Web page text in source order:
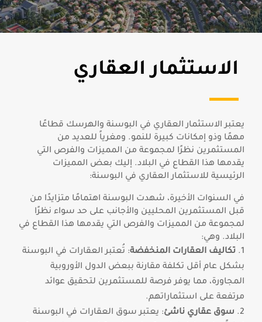
الاستثمار العقاري
يعتبر الاستثمار العقاري في البوسنة والهرسك قطاعًا
مهمًا وذو إمكانات كبيرة للنمو. ومغرياً للعديد من
المستثمرين نظرًا لمجموعة من المميزات والفرص التي
يقدمها هذا القطاع في البلاد. إليك بعض المميزات
الرئيسية للاستثمار العقاري في البوسنة:
في السنوات الأخيرة، شهدت البوسنة اهتمامًا متزايدًا من
قبل المستثمرين المحليين والأجانب على حد سواء نظرًا
لمجموعة من المميزات والفرص التي يقدمها هذا القطاع في
البلاد. وهي:
تكاليف العقارات المنخفضة: تُعتبر العقارات في البوسنة
بشكل عام أقل تكلفة مقارنة ببعض الدول الأوروبية
المجاورة، مما يوفر فرصة للمستثمرين لتحقيق عوائد
مرتفعة على استثماراتهم.
سوق عقاري ناشئ: يعتبر سوق العقارات في البوسنة